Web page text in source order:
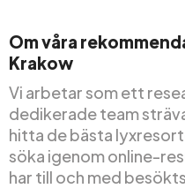
Om våra
Krakow
Vi arbetar som ett
dedikerade team
hitta de bästa
söka igenom online-
har till och med